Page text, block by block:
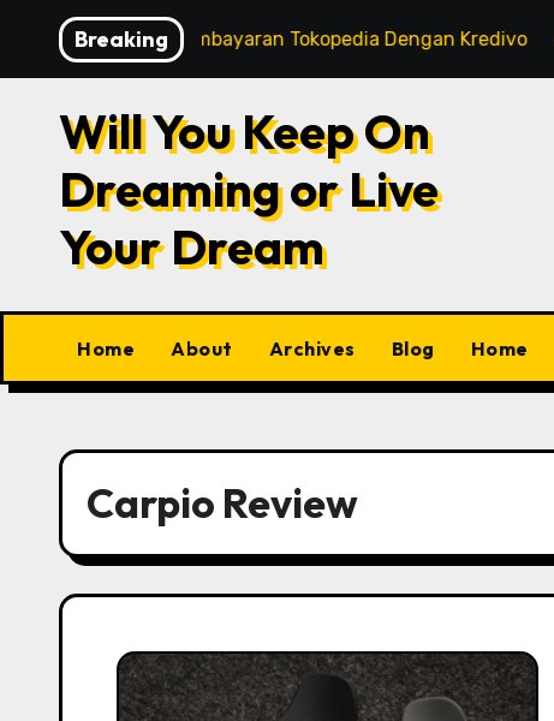
content
Breaking
Tips Pembayaran Tokopedia Dengan Kredivo
Will You Keep On
Dreaming or Live
Your Dream
Home About Archives Blog Home
Carpio Review